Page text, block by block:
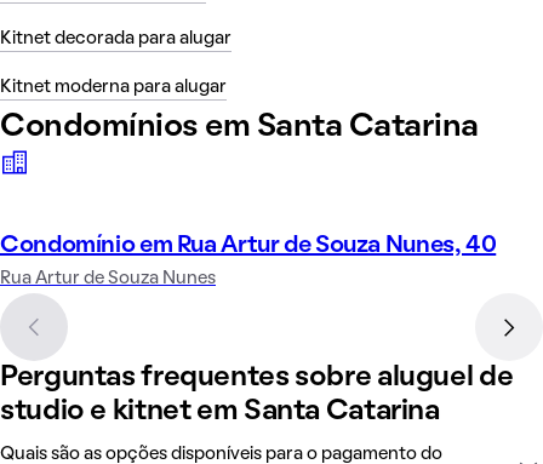
Kitnet decorada para alugar
Kitnet moderna para alugar
Condomínios em Santa Catarina
Condomínio em Rua Artur de Souza Nunes, 40
Rua Artur de Souza Nunes
Perguntas frequentes sobre aluguel de
studio e kitnet em Santa Catarina
Quais são as opções disponíveis para o pagamento do